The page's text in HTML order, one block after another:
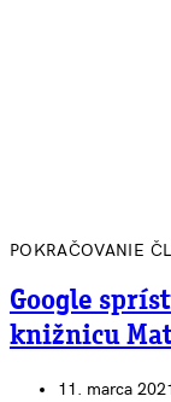
POKRAČOVANIE
Google
knižnicu
11. marca